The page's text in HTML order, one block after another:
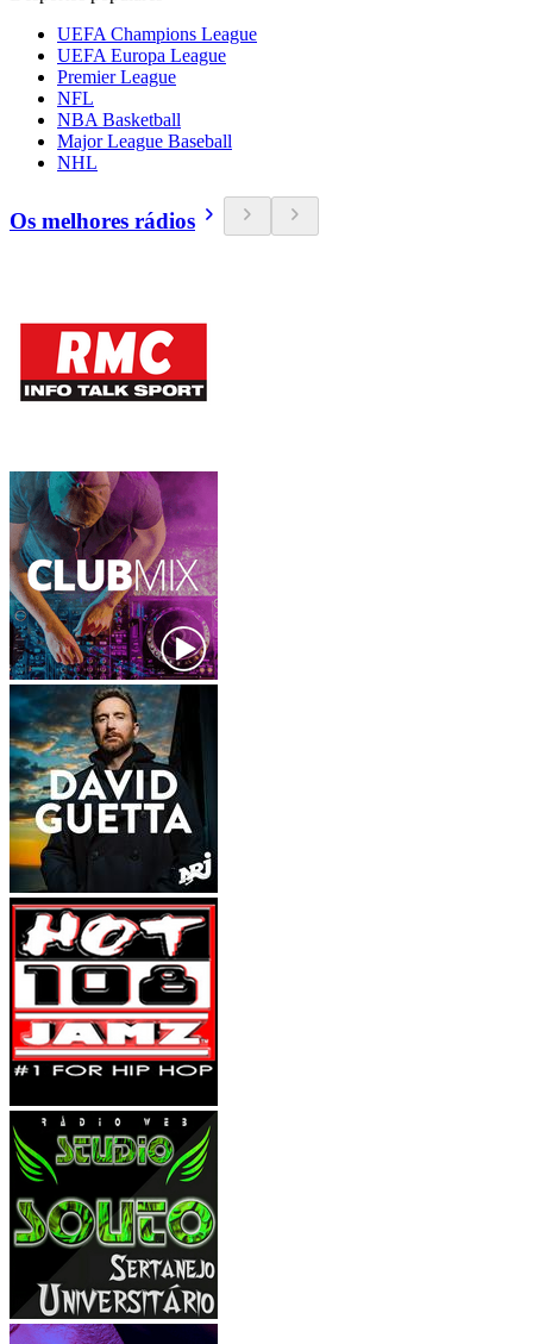
UEFA Champions League
UEFA Europa League
Premier League
NFL
NBA Basketball
Major League Baseball
NHL
Os melhores rádios